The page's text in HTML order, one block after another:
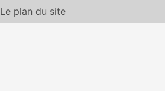
Le plan du site